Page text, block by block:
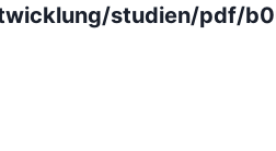
studien/pdf/